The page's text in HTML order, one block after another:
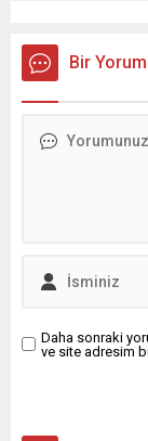
Bir Yorum
Daha sonraki
ve site adresim